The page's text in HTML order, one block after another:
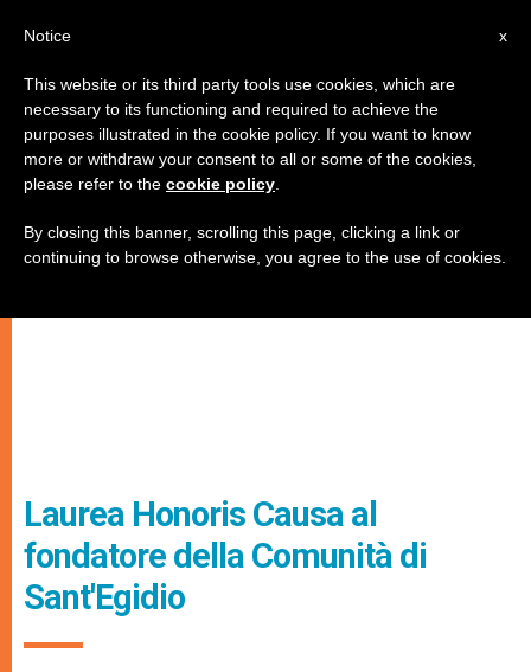
Laurea Honoris Causa al
fondatore della Comunità di
Sant'Egidio
x
Notice
This website or its third party tools use cookies, which are
necessary to its functioning and required to achieve the
purposes illustrated in the cookie policy. If you want to know
more or withdraw your consent to all or some of the cookies,
please refer to the cookie policy
By closing this banner, scrolling this page, clicking a link or
continuing to browse otherwise, you agree to the use of cookies.